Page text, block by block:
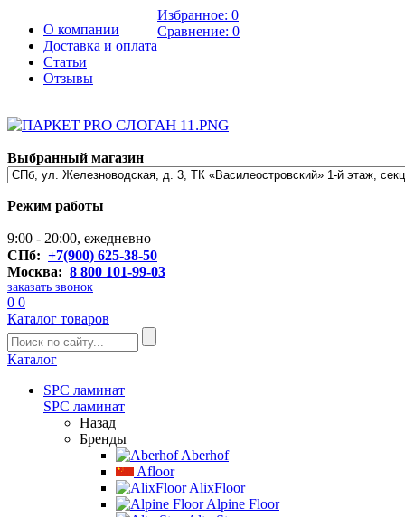
О компании
Доставка и оплата
Статьи
Отзывы
Избранное: 0
Сравнение: 0
Выбранный магазин
Режим работы
9:00 - 20:00, ежедневно
СПб: +7(900) 625-38-50
Москва: 8 800 101-99-03
заказать звонок
0 0
Каталог товаров
Каталог
SPC ламинат
SPC ламинат
Назад
Бренды
Aberhof
Afloor
AlixFloor
Alpine Floor